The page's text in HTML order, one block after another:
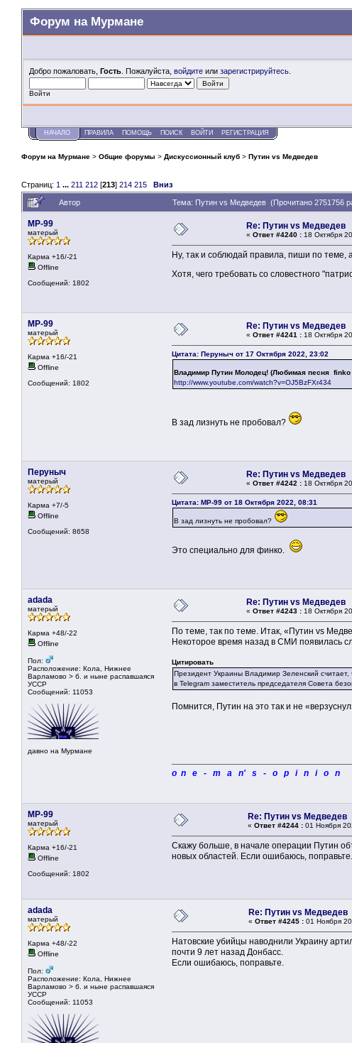
Форум на Мурмане
Добро пожаловать, Гость . Пожалуйста, войдите или зарегистрируйтесь
Войти
НАЧАЛО ПРАВИЛА ПОМОЩЬ ПОИСК ВОЙТИ РЕГИСТРАЦИЯ
Форум на Мурмане > Общие форумы > Дискуссионный клуб > Путин vs Медведев
Страниц: 1 ... 211 212 [213] 214 215 Вниз
Автор Тема: Путин vs Медведев (Прочитано 2751756
MP-99
матерый
Карма +16/-21
Offline
Сообщений: 1802
Re: Путин vs Медведев
« Ответ #4240 : 18 Октября
Ну, так и соблюдай правила, пиши по
Хотя, чего требовать со словестного
MP-99
матерый
Карма +16/-21
Offline
Сообщений: 1802
Re: Путин vs Медведев
« Ответ #4241 : 18 Октября
Цитата: Перуныч от 17 Октября 2022, 23:02
Владимир Путин Молодец! (Любимая песня finko
http://www.youtube.com/watch?v=OJ5BzFXr434
В зад лизнуть не пробовал?
Перуныч
матерый
Карма +7/-5
Offline
Сообщений: 8658
Re: Путин vs Медведев
« Ответ #4242 : 18 Октября
Цитата: MP-99 от 18 Октября 2022, 08:31
В зад лизнуть не пробовал?
Это специально для финко.
adada
матерый
Карма +48/-22
Offline
Пол:
Расположение: Кола, Нижнее
Варламово > б. и ныне распавшаяся
УССР
Сообщений: 11053
давно на Мурмане
Re: Путин vs Медведев
« Ответ #4243 : 18 Октября
По теме, так по теме. Итак, «Путин vs
Некоторое время назад в СМИ появилась
Цитировать
Президент Украины Владимир Зеленский считает,
в Telegram заместитель председателя Совета
Помнится, Путин на это так и не
o n e - m a n' s - o p i n i o n
MP-99
матерый
Карма +16/-21
Offline
Сообщений: 1802
Re: Путин vs Медведев
« Ответ #4244 : 01 Ноября
Скажу больше, в начале операции Путин
новых областей. Если ошибаюсь, поправьте.
adada
матерый
Карма +48/-22
Offline
Пол:
Расположение: Кола, Нижнее
Варламово > б. и ныне распавшаяся
УССР
Сообщений: 11053
Re: Путин vs Медведев
« Ответ #4245 : 01 Ноября
Натовские убийцы наводнили Украину
почти 9 лет назад Донбасс.
Если ошибаюсь, поправьте.